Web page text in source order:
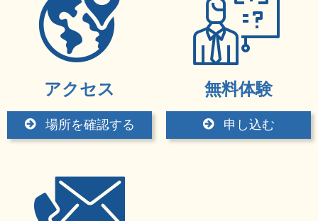
アクセス
場所を確認する
無料体験
申し込む